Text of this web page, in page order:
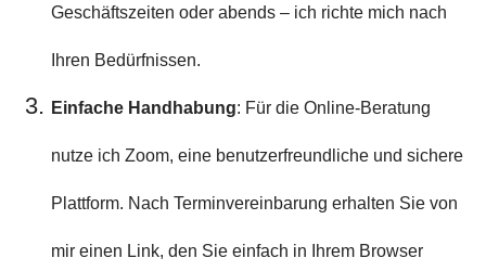
Geschäftszeiten oder abends – ich richte mich nach
Ihren Bedürfnissen.
Einfache Handhabung: Für die Online-Beratung
nutze ich Zoom, eine benutzerfreundliche und sichere
Plattform. Nach Terminvereinbarung erhalten Sie von
mir einen Link, den Sie einfach in Ihrem Browser